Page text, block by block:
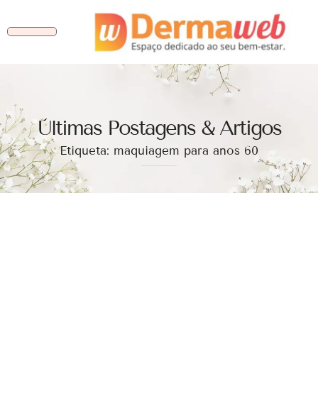
Ùltimas Postagens & Artigos
Etiqueta: maquiagem para anos 60